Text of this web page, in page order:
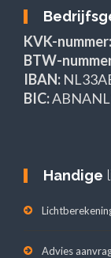
KVK-nummer:
BTW-
IBAN:
BIC:
Handige
Advies